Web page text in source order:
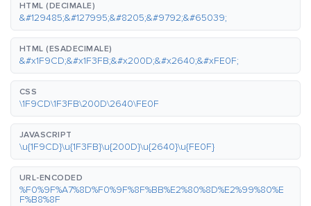
HTML (DECIMALE)
&#129485;&#127995;&#8205;&#9792;&#65039;
HTML (ESADECIMALE)
&#x1F9CD;&#x1F3FB;&#x200D;&#x2640;&#xFE0F;
CSS
\1F9CD\1F3FB\200D\2640\FE0F
JAVASCRIPT
\u{1F9CD}\u{1F3FB}\u{200D}\u{2640}\u{FE0F}
URL-ENCODED
%F0%9F%A7%8D%F0%9F%8F%BB%E2%80%8D%E2%99%80%E
F%B8%8F